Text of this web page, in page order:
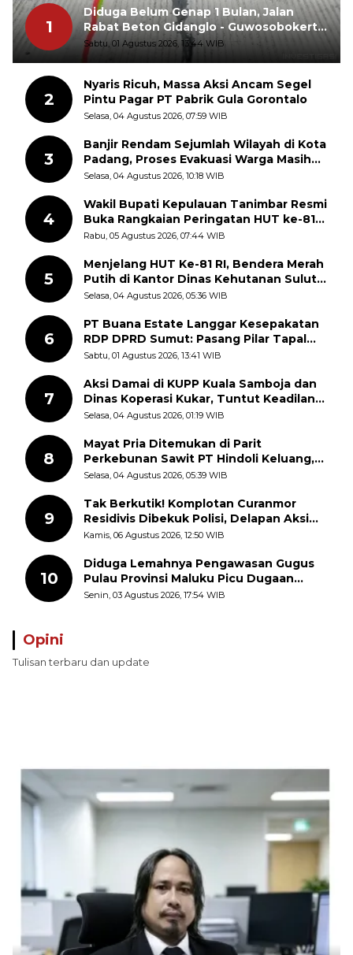
1
Diduga Belum Genap 1 Bulan, Jalan
Rabat Beton Gidanglo - Guwosobokerto
Sudah Pecah
Sabtu, 01 Agustus 2026, 13:44 WIB
2
Nyaris Ricuh, Massa Aksi Ancam Segel
Pintu Pagar PT Pabrik Gula Gorontalo
Selasa, 04 Agustus 2026, 07:59 WIB
3
Banjir Rendam Sejumlah Wilayah di Kota
Padang, Proses Evakuasi Warga Masih
Berlangsung
Selasa, 04 Agustus 2026, 10:18 WIB
4
Wakil Bupati Kepulauan Tanimbar Resmi
Buka Rangkaian Peringatan HUT ke-81
Kemerdekaan RI, ASN Diajak Perkuat
Rabu, 05 Agustus 2026, 07:44 WIB
5
Menjelang HUT Ke-81 RI, Bendera Merah
Putih di Kantor Dinas Kehutanan Sulut
Disorot Warga
Selasa, 04 Agustus 2026, 05:36 WIB
6
PT Buana Estate Langgar Kesepakatan
RDP DPRD Sumut: Pasang Pilar Tapal
Batas Sepihak Tanpa Libatkan
Sabtu, 01 Agustus 2026, 13:41 WIB
7
Aksi Damai di KUPP Kuala Samboja dan
Dinas Koperasi Kukar, Tuntut Keadilan
dan Kesempatan Kerja yang Adil
Selasa, 04 Agustus 2026, 01:19 WIB
8
Mayat Pria Ditemukan di Parit
Perkebunan Sawit PT Hindoli Keluang,
Polisi Selidiki Penyebab Kematian
Selasa, 04 Agustus 2026, 05:39 WIB
9
Tak Berkutik! Komplotan Curanmor
Residivis Dibekuk Polisi, Delapan Aksi
Curanmor Di Candipuro Terungkap
Kamis, 06 Agustus 2026, 12:50 WIB
10
Diduga Lemahnya Pengawasan Gugus
Pulau Provinsi Maluku Picu Dugaan
Pungli terhadap Nelayan Bale-Bale di
Senin, 03 Agustus 2026, 17:54 WIB
Opini
Tulisan terbaru dan update